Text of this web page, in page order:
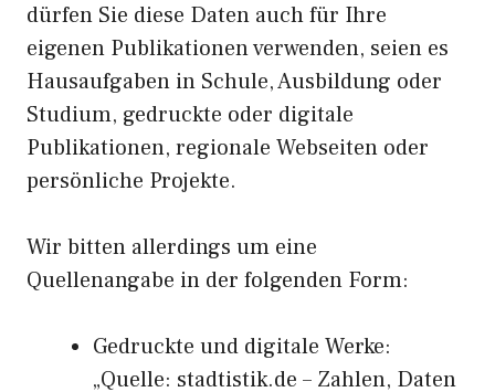
dürfen Sie diese Daten auch für Ihre
eigenen Publikationen verwenden, seien es
Hausaufgaben in Schule, Ausbildung oder
Studium, gedruckte oder digitale
Publikationen, regionale Webseiten oder
persönliche Projekte.
Wir bitten allerdings um eine
Quellenangabe in der folgenden Form:
Gedruckte und digitale Werke:
„Quelle: stadtistik.de – Zahlen, Daten